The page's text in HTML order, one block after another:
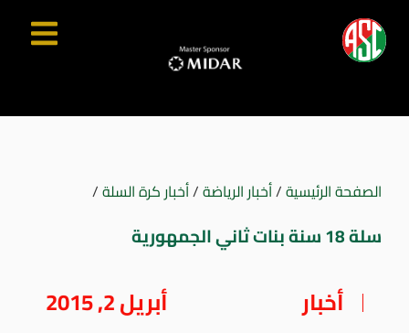
الصفحة الرئيسية/أخبار الرياضة/أخبار كرة السلة/
سلة 18 سنة بنات ثاني الجمهورية
أخبار أبريل 2, 2015